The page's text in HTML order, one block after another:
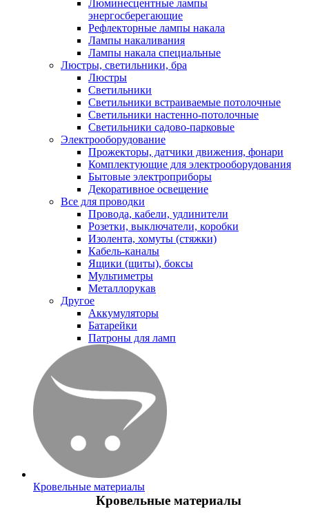
Люминесцентные лампы
энергосберегающие
Рефлекторные лампы накала
Лампы накаливания
Лампы накала специальные
Люстры, светильники, бра
Люстры
Светильники
Светильники встраиваемые потолочные
Светильники настенно-потолочные
Светильники садово-парковые
Электрооборудование
Прожекторы, датчики движения, фонари
Комплектующие для электрооборудования
Бытовые электроприборы
Декоративное освещение
Все для проводки
Провода, кабели, удлинители
Розетки, выключатели, коробки
Изолента, хомуты (стяжки)
Кабель-каналы
Ящики (щиты), боксы
Мультиметры
Металлорукав
Другое
Аккумуляторы
Батарейки
Патроны для ламп
Кровельные материалы
Кровельные материалы